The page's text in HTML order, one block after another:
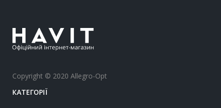
Copyright © 2020 Allegro-Opt
КАТЕГОРІЇ